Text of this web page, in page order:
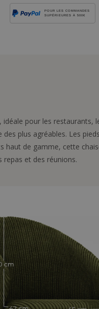
POUR LES COMMANDES
SUPÉRIEURES À 500€
pour les restaurants,
plus agréables. Les
haut de gamme, cette
et des réunions.